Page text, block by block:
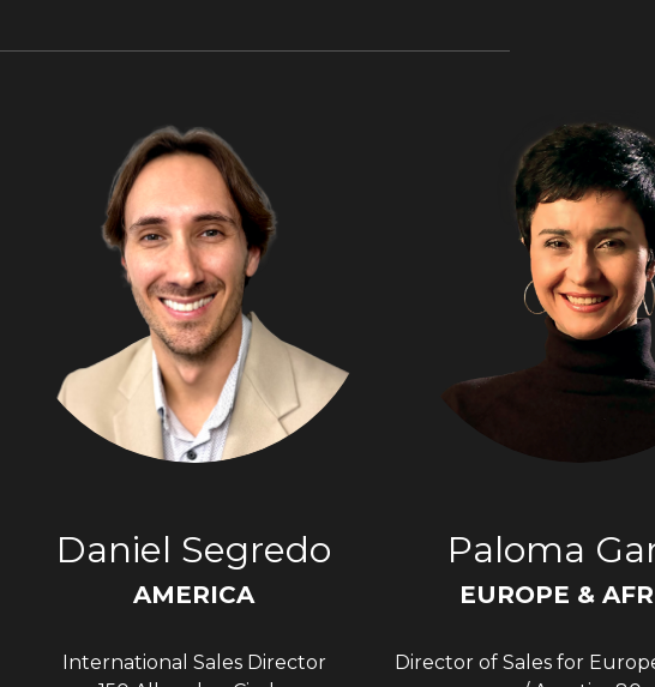
Daniel Segredo
AMERICA
International Sales Director
Paloma
EUROPE &
Director of Sales for